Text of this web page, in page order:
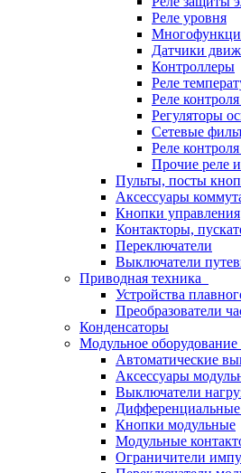
Реле уровня
Датчики
Контроллеры
Реле
Реле
Регуляторы
Сетевые
Реле
Прочие реле
Пульты, посты
Аксессуары
Кнопки управления
Контакторы,
Переключатели
Выключатели
Приводная техника
Устройства
Преобразователи
Конденсаторы
Модульное оборудование
Автоматические
Аксессуары
Выключатели
Кнопки модульные
Модульные
Ограничители